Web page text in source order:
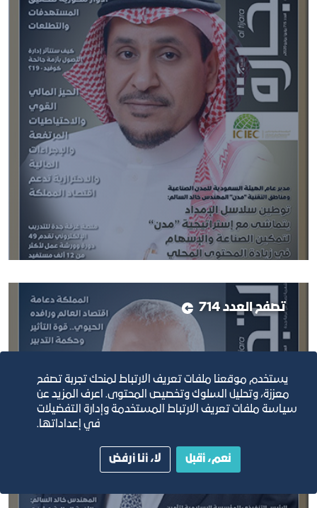
تصفح العدد 714
يستخدم موقعنا ملفات تعريف الارتباط لمنحك تجربة تصفح
معززة، وتحليل السلوك وتخصيص المحتوى. اعرف المزيد عن
سياسة ملفات تعريف الارتباط المستخدمة وإدارة التفضيلات
في إعداداتها.
نعم، أقبل لا، أنا أرفض